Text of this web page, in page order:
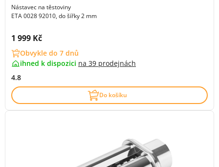
Nástavec na těstoviny
ETA 0028 92010, do šířky 2 mm
Cena s DPH:
1 999 Kč
Obvykle do 7 dnů
ihned k dispozici na 39 prodejnách
4.8
Do košíku